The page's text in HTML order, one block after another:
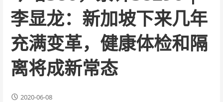
李显龙：新加坡下来几年
充满变革，健康体检和隔
离将成新常态
2020-06-08